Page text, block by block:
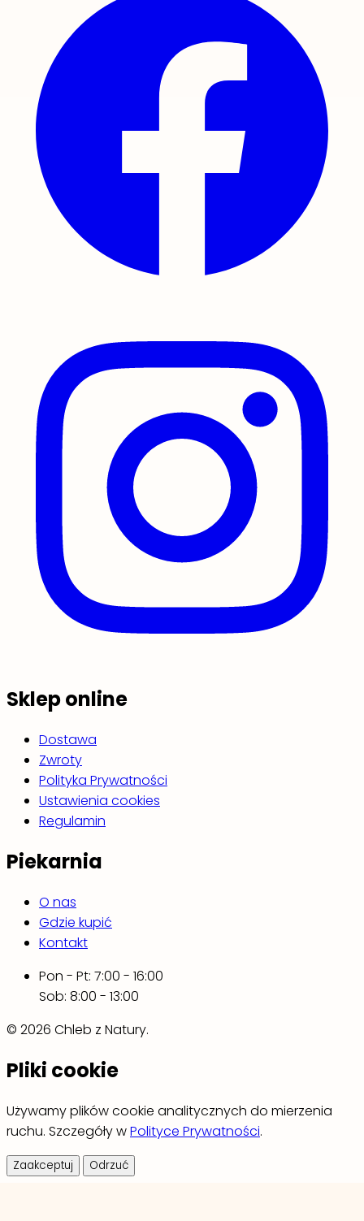
Sklep online
Dostawa
Zwroty
Polityka Prywatności
Ustawienia cookies
Regulamin
Piekarnia
O nas
Gdzie kupić
Kontakt
Pon - Pt: 7:00 - 16:00
Sob: 8:00 - 13:00
© 2026 Chleb z Natury.
Pliki cookie
Używamy plików cookie analitycznych do mierzenia
ruchu. Szczegóły wPolityce Prywatności.
Zaakceptuj Odrzuć